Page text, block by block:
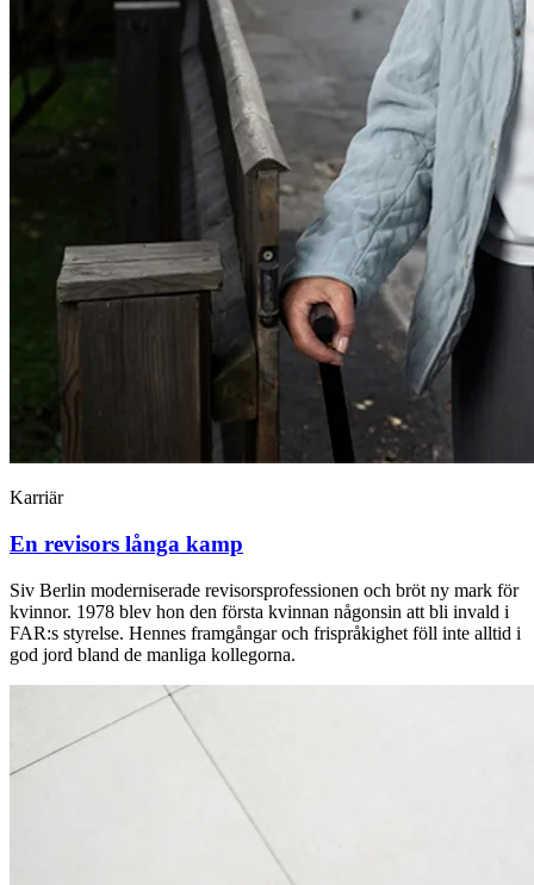
Karriär
En revisors långa kamp
Siv Berlin moderniserade revisorsprofessionen och bröt ny mark för
kvinnor. 1978 blev hon den ­första kvinnan någonsin att bli invald i
FAR:s styrelse. ­Hennes framgångar och frispråkighet föll inte alltid i
god jord bland de manliga kollegorna.